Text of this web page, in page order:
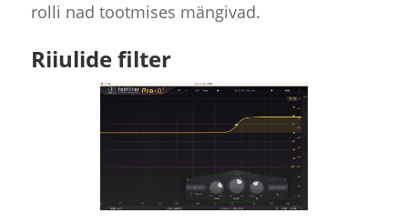
rolli nad tootmises mängivad.
Riiulide filter